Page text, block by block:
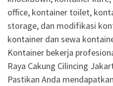
office, kontainer toilet,
storage, dan modifikasi
kontainer dan sewa
Kontainer bekerja
Raya Cakung Cilincing
Pastikan Anda